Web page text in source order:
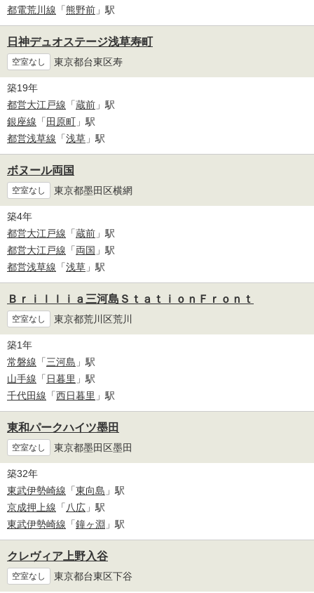
都電荒川線 「熊野前 」駅
日神デュオステージ浅草寿町
空室なし 東京都台東区寿
築19年
都営大江戸線 「蔵前 」駅
銀座線 「 田原町 」駅
都営浅草線 「浅草 」駅
ボヌール両国
空室なし 東京都墨田区横網
築4年
都営大江戸線 「蔵前 」駅
都営大江戸線 「両国 」駅
都営浅草線 「浅草 」駅
Ｂｒｉｌｌｉａ三河島ＳｔａｔｉｏｎＦｒｏｎｔ
空室なし 東京都荒川区荒川
築1年
常磐線 「三河島 」駅
山手線 「 日暮里 」駅
千代田線 「西日暮里 」駅
東和パークハイツ墨田
空室なし 東京都墨田区墨田
築32年
東武伊勢崎線 「東向島 」駅
京成押上線 「 八広 」駅
東武伊勢崎線 「鐘ヶ淵 」駅
クレヴィア上野入谷
空室なし 東京都台東区下谷